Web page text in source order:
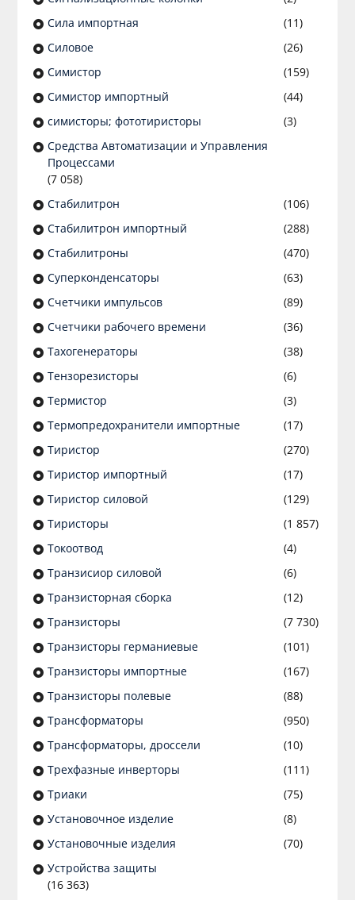
Сила импортная
(11)
Силовое
(26)
Симистор
(159)
Симистор импортный
(44)
симисторы; фототиристоры
(3)
Средства Автоматизации и Управления
Процессами
(7 058)
Стабилитрон
(106)
Стабилитрон импортный
(288)
Стабилитроны
(470)
Суперконденсаторы
(63)
Счетчики импульсов
(89)
Счетчики рабочего времени
(36)
Тахогенераторы
(38)
Тензорезисторы
(6)
Термистор
(3)
Термопредохранители импортные
(17)
Тиристор
(270)
Тиристор импортный
(17)
Тиристор силовой
(129)
Тиристоры
(1 857)
Токоотвод
(4)
Транзисиор силовой
(6)
Транзисторная сборка
(12)
Транзисторы
(7 730)
Транзисторы германиевые
(101)
Транзисторы импортные
(167)
Транзисторы полевые
(88)
Трансформаторы
(950)
Трансформаторы, дроссели
(10)
Трехфазные инверторы
(111)
Триаки
(75)
Установочное изделие
(8)
Установочные изделия
(70)
Устройства защиты
(16 363)